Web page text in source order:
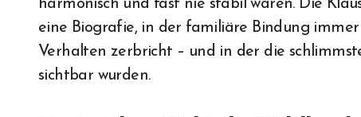
harmonisch und fast nie stabil waren. Die
eine Biografie, in der familiäre Bindung
Verhalten zerbricht – und in der die
sichtbar wurden.